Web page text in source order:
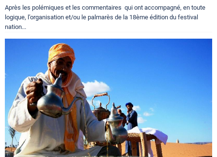
Après les polémiques et les commentaires qui ont accompagné, en toute
logique, l’organisation et/ou le palmarès de la 18ème édition du festival
nation...